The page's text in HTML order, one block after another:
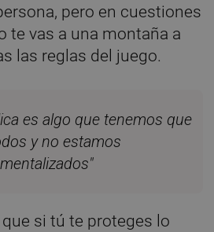
pero en cuestiones
te vas a una montaña a
las reglas del juego.
es algo que tenemos que
y no estamos
si tú te proteges lo